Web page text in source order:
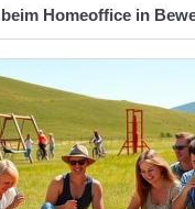
Homeoffice in